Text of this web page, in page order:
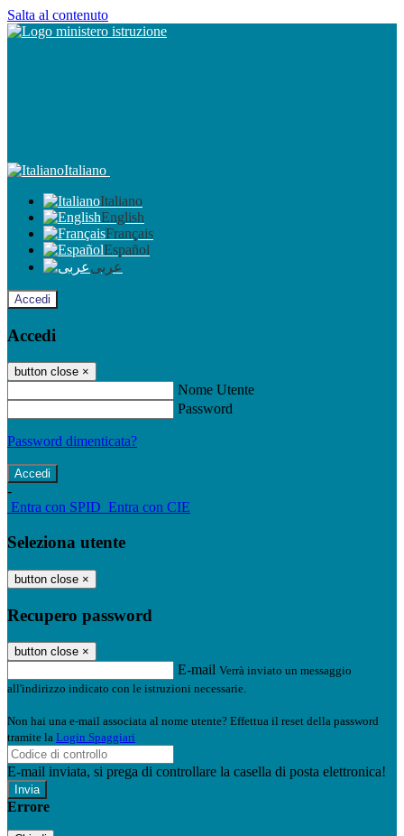
Salta al contenuto
Italiano
Italiano
English
Français
Español
عربى
Accedi
Accedi
button close ×
Nome Utente
Password
Password dimenticata?
-
Entra con SPID Entra con CIE
Seleziona utente
button close ×
Recupero password
button close ×
E-mail Verrà inviato un messaggio
all'indirizzo indicato con le istruzioni necessarie.
Non hai una e-mail associata al nome utente? Effettua il reset della password
tramite la Login Spaggiari
E-mail inviata, si prega di controllare la casella di posta elettronica!
Errore